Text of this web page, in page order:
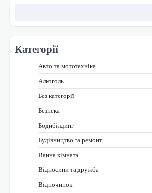
Категорії
Авто та мототехніка
Алкоголь
Без категорії
Безпека
Бодибілдинг
Будівництво та ремонт
Ванна кімната
Відносини та дружба
Відпочинок